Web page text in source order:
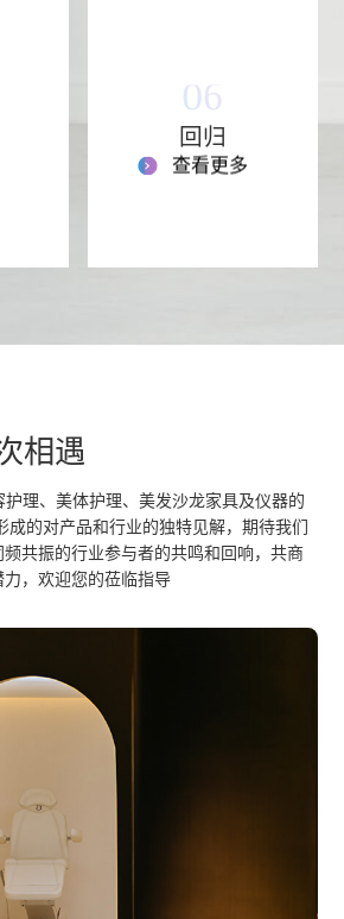
06
回归
查看更多
相遇
理、美体护理、美发沙龙家具及仪器的
成的对产品和行业的独特见解，期待我们
共振的行业参与者的共鸣和回响，共商
，欢迎您的莅临指导